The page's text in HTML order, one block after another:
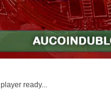
player ready...